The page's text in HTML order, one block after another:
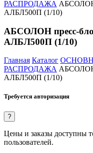
РАСПРОДАЖА АБСОЛОН
АЛБЛ500П (1/10)
АБСОЛОН пресс-
АЛБЛ500П (1/10)
Главная Каталог
РАСПРОДАЖА АБСОЛОН
АЛБЛ500П (1/10)
Требуется авторизация
?
Цены и заказы доступны
пользователей.